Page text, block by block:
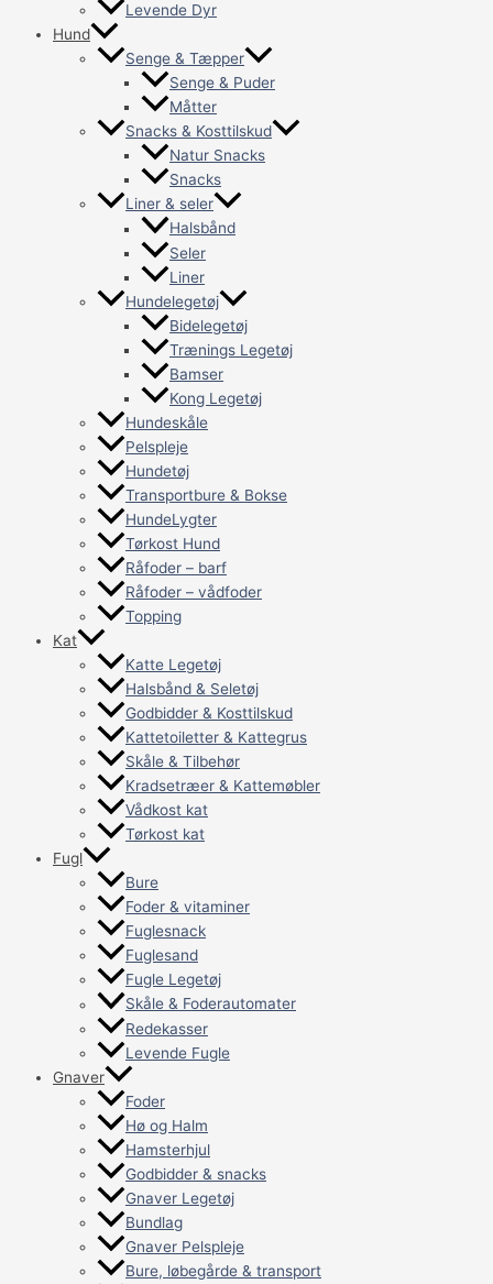
Levende Dyr
Hund
Senge & Tæpper
Senge & Puder
Måtter
Snacks & Kosttilskud
Natur Snacks
Snacks
Liner & seler
Halsbånd
Seler
Liner
Hundelegetøj
Bidelegetøj
Trænings Legetøj
Bamser
Kong Legetøj
Hundeskåle
Pelspleje
Hundetøj
Transportbure & Bokse
HundeLygter
Tørkost Hund
Råfoder – barf
Råfoder – vådfoder
Topping
Kat
Katte Legetøj
Halsbånd & Seletøj
Godbidder & Kosttilskud
Kattetoiletter & Kattegrus
Skåle & Tilbehør
Kradsetræer & Kattemøbler
Vådkost kat
Tørkost kat
Fugl
Bure
Foder & vitaminer
Fuglesnack
Fuglesand
Fugle Legetøj
Skåle & Foderautomater
Redekasser
Levende Fugle
Gnaver
Foder
Hø og Halm
Hamsterhjul
Godbidder & snacks
Gnaver Legetøj
Bundlag
Gnaver Pelspleje
Bure, løbegårde & transport